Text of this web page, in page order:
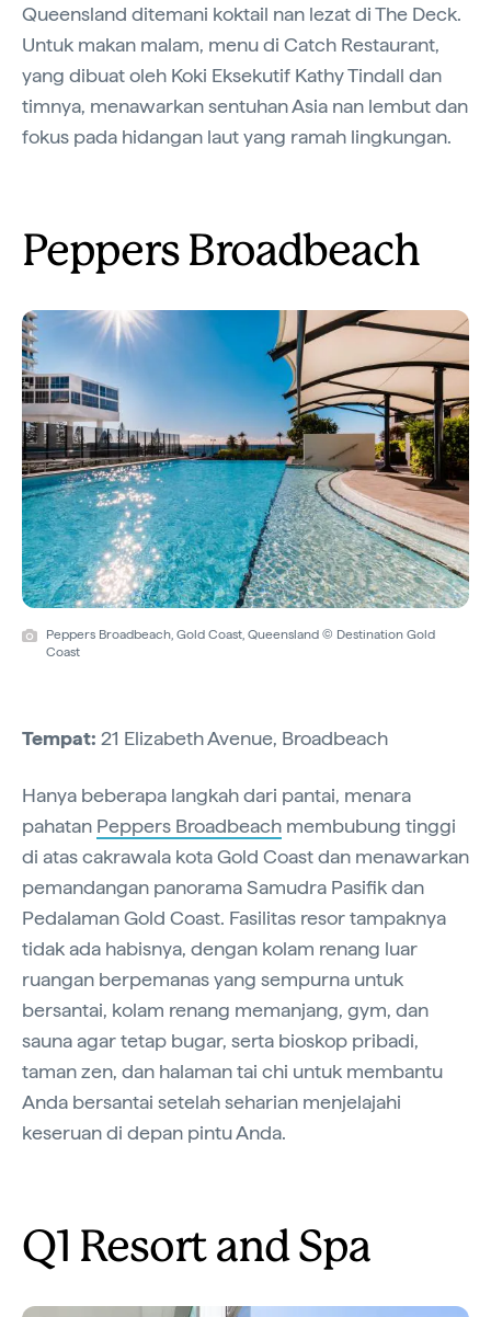
Queensland ditemani koktail nan lezat di The Deck.
Untuk makan malam, menu di Catch Restaurant,
yang dibuat oleh Koki Eksekutif Kathy Tindall dan
timnya, menawarkan sentuhan Asia nan lembut dan
fokus pada hidangan laut yang ramah lingkungan.
Peppers Broadbeach
Peppers Broadbeach, Gold Coast, Queensland © Destination Gold
Coast
Tempat: 21 Elizabeth Avenue, Broadbeach
Hanya beberapa langkah dari pantai, menara
pahatan Peppers Broadbeach membubung tinggi
di atas cakrawala kota Gold Coast dan menawarkan
pemandangan panorama Samudra Pasifik dan
Pedalaman Gold Coast. Fasilitas resor tampaknya
tidak ada habisnya, dengan kolam renang luar
ruangan berpemanas yang sempurna untuk
bersantai, kolam renang memanjang, gym, dan
sauna agar tetap bugar, serta bioskop pribadi,
taman zen, dan halaman tai chi untuk membantu
Anda bersantai setelah seharian menjelajahi
keseruan di depan pintu Anda.
Q1 Resort and Spa